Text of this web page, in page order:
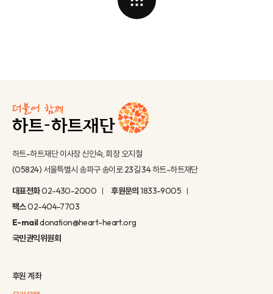
하트-하트재단 이사장 신인숙, 회장 오지철
(05824) 서울특별시 송파구 송이로 23길 34 하트-하트재단
대표전화02-430-2000 후원문의1833-9005
팩스02-404-7703
E-maildonation@heart-heart.org
국민권익위원회
후원 계좌